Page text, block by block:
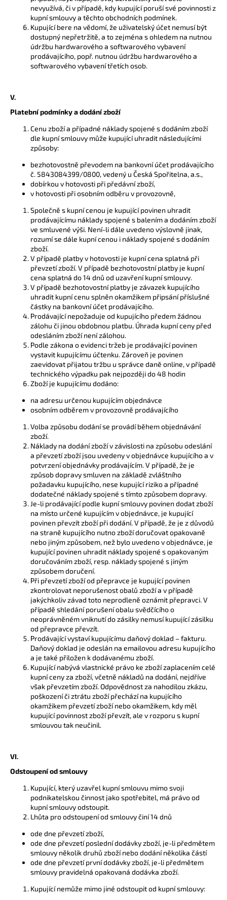
nevyužívá, či v případě, kdy kupující poruší své povinnosti z
kupní smlouvy a těchto obchodních podmínek.
Kupující bere na vědomí, že uživatelský účet nemusí být
dostupný nepřetržitě, a to zejména s ohledem na nutnou
údržbu hardwarového a softwarového vybavení
prodávajícího, popř. nutnou údržbu hardwarového a
softwarového vybavení třetích osob.
V.
Platební podmínky a dodání zboží
Cenu zboží a případné náklady spojené s dodáním zboží
dle kupní smlouvy může kupující uhradit následujícími
způsoby:
bezhotovostně převodem na bankovní účet prodávajícího
č. 5843084399/0800, vedený u Česká Spořitelna, a.s.,
dobírkou v hotovosti při předávní zboží,
v hotovosti při osobním odběru v provozovně,
Společně s kupní cenou je kupující povinen uhradit
prodávajícímu náklady spojené s balením a dodáním zboží
ve smluvené výši. Není-li dále uvedeno výslovně jinak,
rozumí se dále kupní cenou i náklady spojené s dodáním
zboží.
V případě platby v hotovosti je kupní cena splatná při
převzetí zboží. V případě bezhotovostní platby je kupní
cena splatná do 14 dnů od uzavření kupní smlouvy.
V případě bezhotovostní platby je závazek kupujícího
uhradit kupní cenu splněn okamžikem připsání příslušné
částky na bankovní účet prodávajícího.
Prodávající nepožaduje od kupujícího předem žádnou
zálohu či jinou obdobnou platbu. Úhrada kupní ceny před
odesláním zboží není zálohou.
Podle zákona o evidenci tržeb je prodávající povinen
vystavit kupujícímu účtenku. Zároveň je povinen
zaevidovat přijatou tržbu u správce daně online, v případě
technického výpadku pak nejpozději do 48 hodin
Zboží je kupujícímu dodáno:
na adresu určenou kupujícím objednávce
osobním odběrem v provozovně prodávajícího
Volba způsobu dodání se provádí během objednávání
zboží.
Náklady na dodání zboží v závislosti na způsobu odeslání
a převzetí zboží jsou uvedeny v objednávce kupujícího a v
potvrzení objednávky prodávajícím. V případě, že je
způsob dopravy smluven na základě zvláštního
požadavku kupujícího, nese kupující riziko a případné
dodatečné náklady spojené s tímto způsobem dopravy.
Je-li prodávající podle kupní smlouvy povinen dodat zboží
na místo určené kupujícím v objednávce, je kupující
povinen převzít zboží při dodání. V případě, že je z důvodů
na straně kupujícího nutno zboží doručovat opakovaně
nebo jiným způsobem, než bylo uvedeno v objednávce, je
kupující povinen uhradit náklady spojené s opakovaným
doručováním zboží, resp. náklady spojené s jiným
způsobem doručení.
Při převzetí zboží od přepravce je kupující povinen
zkontrolovat neporušenost obalů zboží a v případě
jakýchkoliv závad toto neprodleně oznámit přepravci. V
případě shledání porušení obalu svědčícího o
neoprávněném vniknutí do zásilky nemusí kupující zásilku
od přepravce převzít.
Prodávající vystaví kupujícímu daňový doklad – fakturu.
Daňový doklad je odeslán na emailovou adresu kupujícího
a je také přiložen k dodávanému zboží.
Kupující nabývá vlastnické právo ke zboží zaplacením celé
kupní ceny za zboží, včetně nákladů na dodání, nejdříve
však převzetím zboží. Odpovědnost za nahodilou zkázu,
poškození či ztrátu zboží přechází na kupujícího
okamžikem převzetí zboží nebo okamžikem, kdy měl
kupující povinnost zboží převzít, ale v rozporu s kupní
smlouvou tak neučinil.
VI.
Odstoupení od smlouvy
Kupující, který uzavřel kupní smlouvu mimo svoji
podnikatelskou činnost jako spotřebitel, má právo od
kupní smlouvy odstoupit.
Lhůta pro odstoupení od smlouvy činí 14 dnů
ode dne převzetí zboží,
ode dne převzetí poslední dodávky zboží, je-li předmětem
smlouvy několik druhů zboží nebo dodání několika částí
ode dne převzetí první dodávky zboží, je-li předmětem
smlouvy pravidelná opakovaná dodávka zboží.
Kupující nemůže mimo jiné odstoupit od kupní smlouvy: